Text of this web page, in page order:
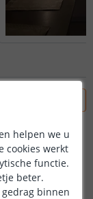
helpen we u
cookies werkt
functie.
beter.
binnen